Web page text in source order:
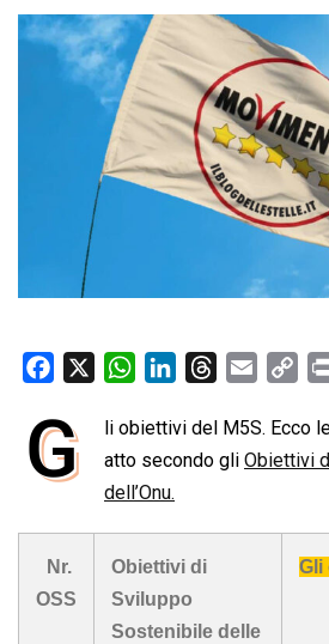
c
e
o
W
a
t
s
p
n
k
r
e
a
i
p
y
n
G
li obiettivi del M5S. Ecco
atto secondo gli Obiettivi
dell’Onu.
Nr.
OSS
Obiettivi di
Sviluppo
Sostenibile delle
Gli